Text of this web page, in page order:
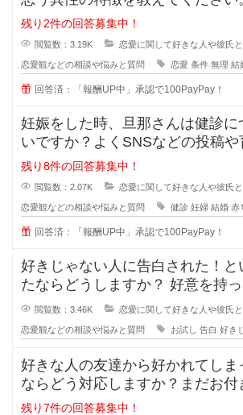
をしている間に相手のいい
残り2件の回答募集中！
閲覧数：3.19K 恋愛に関して好きな人や彼氏
恋愛観などの相談や悩みと質問 恋愛 条件 無理 結
回答済：「報酬UP中」承認で100PayPay！
妊娠をした時、旦那さんは健診に
いですか？よくSNSなどの投稿や
を見ていたりすると、仲の良さそ
残り8件の回答募集中！
閲覧数：2.07K 恋愛に関して好きな人や彼氏
恋愛観などの相談や悩みと質問 健診 妊婦 結婚 赤
回答済：「報酬UP中」承認で100PayPay！
好きじゃない人に告白された！と
たならどうしますか？ 好意を持っていない相手
からの告白、結構戸惑ったり
閲覧数：3.46K 恋愛に関して好きな人や彼氏
恋愛観などの相談や悩みと質問 お試し 告白 好き
好きな人の友達から好かれてしま
ならどう対応しますか？まだお付
階で、2人だとまだぎこちないから
残り7件の回答募集中！